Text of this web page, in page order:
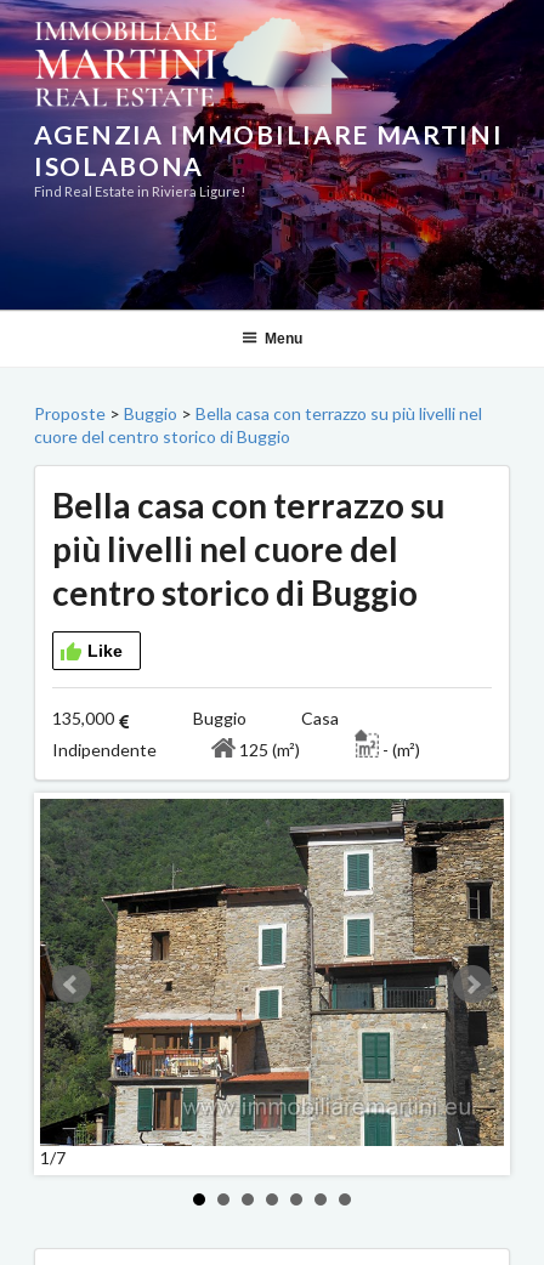
Salta
al
contenuto
AGENZIA IMMOBILIARE MARTINI
ISOLABONA
Find Real Estate in Riviera Ligure!
Menu
Proposte > Buggio > Bella casa con terrazzo su più livelli nel
cuore del centro storico di Buggio
Bella casa con terrazzo su
più livelli nel cuore del
centro storico di Buggio
Like
135,000
Buggio Casa
Indipendente
125 (m²) - (m²)
1/7